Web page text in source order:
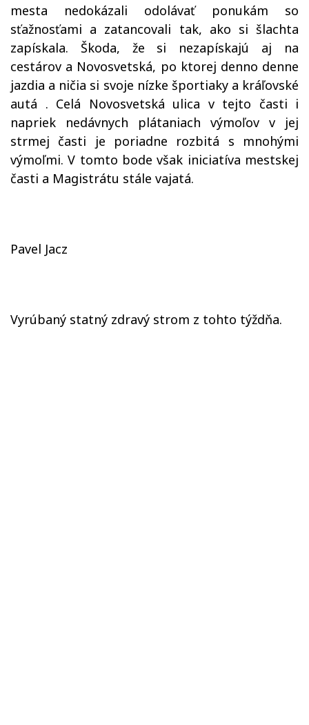
mesta nedokázali odolávať ponukám so
sťažnosťami a zatancovali tak, ako si šlachta
zapískala. Škoda, že si nezapískajú aj na
cestárov a Novosvetská, po ktorej denno denne
jazdia a ničia si svoje nízke športiaky a kráľovské
autá . Celá Novosvetská ulica v tejto časti i
napriek nedávnych plátaniach výmoľov v jej
strmej časti je poriadne rozbitá s mnohými
výmoľmi. V tomto bode však iniciatíva mestskej
časti a Magistrátu stále vajatá.
Pavel Jacz
Vyrúbaný statný zdravý strom z tohto týždňa.